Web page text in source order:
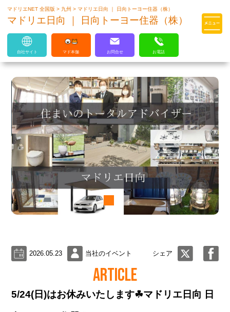
マドリエはLIXILの厳しい基準を
クリアした住まいのプロ集団です
マドリエNET 全国版> 九州>マドリエ日向 ｜ 日向トーヨー住器（株）
マドリエ日向 ｜ 日向トーヨー住器（株）
自社サイト マド本舗 お問合せ お電話
2026.05.23 当社のイベント シェア
ARTICLE
5/24(日)はお休みいたします☘マドリエ日向 日